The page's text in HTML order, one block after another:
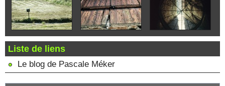
Liste de liens
Le blog de Pascale Méker